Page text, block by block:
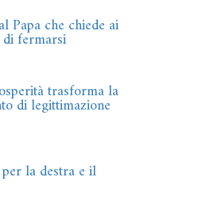
Papa che chiede ai
fermarsi
trasforma la
di legittimazione
la destra e il